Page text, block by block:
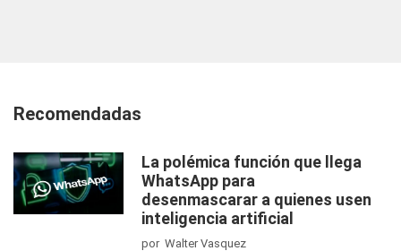
Recomendadas
La polémica función que llega
WhatsApp para
desenmascarar a quienes usen
inteligencia artificial
por Walter Vasquez